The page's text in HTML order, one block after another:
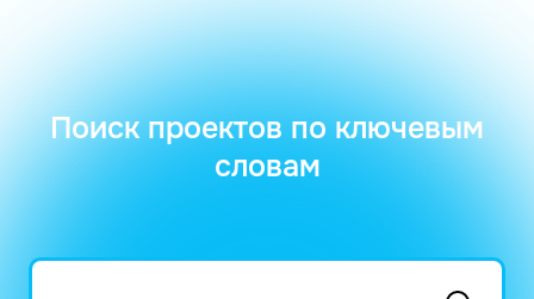
Поиск проектов по ключевым
словам